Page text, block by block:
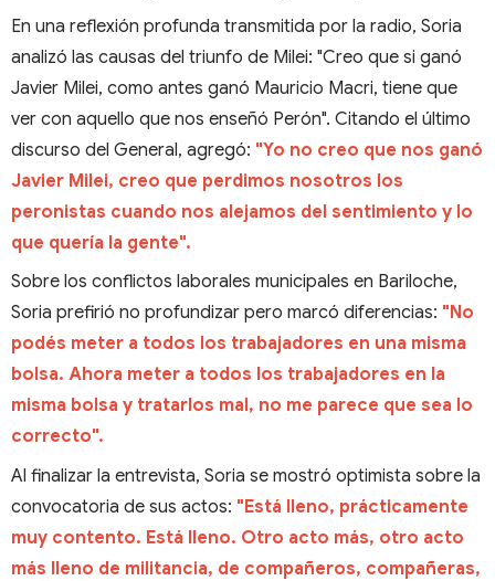
En una reflexión profunda transmitida por la radio, Soria
analizó las causas del triunfo de Milei: "Creo que si ganó
Javier Milei, como antes ganó Mauricio Macri, tiene que
ver con aquello que nos enseñó Perón". Citando el último
discurso del General, agregó: "Yo no creo que nos ganó
Javier Milei, creo que perdimos nosotros los
peronistas cuando nos alejamos del sentimiento y lo
que quería la gente".
Sobre los conflictos laborales municipales en Bariloche,
Soria prefirió no profundizar pero marcó diferencias: "No
podés meter a todos los trabajadores en una misma
bolsa. Ahora meter a todos los trabajadores en la
misma bolsa y tratarlos mal, no me parece que sea lo
correcto".
Al finalizar la entrevista, Soria se mostró optimista sobre la
convocatoria de sus actos: "Está lleno, prácticamente
muy contento. Está lleno. Otro acto más, otro acto
más lleno de militancia, de compañeros, compañeras,